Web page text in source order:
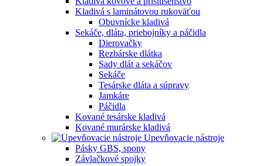
Kladivá s laminátovou rukoväťou
Obuvnícke kladivá
Sekáče, dláta, priebojníky a páčidla
Dierovačky
Rezbárske dlátka
Sady dlát a sekáčov
Sekáče
Tesárske dláta a súpravy
Jamkáre
Páčidla
Kované tesárske kladivá
Kované murárske kladivá
Upevňovacie nástroje
Pásky GBS, spony
Závlačkové spojky